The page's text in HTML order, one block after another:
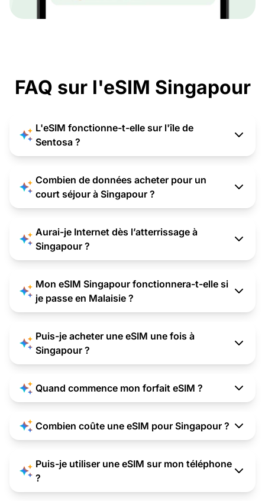
FAQ sur l'eSIM Singapour
L'eSIM fonctionne-t-elle sur l'île de
Sentosa ?
Combien de données acheter pour un
court séjour à Singapour ?
Aurai-je Internet dès l’atterrissage à
Singapour ?
Mon eSIM Singapour fonctionnera-t-elle si
je passe en Malaisie ?
Puis-je acheter une eSIM une fois à
Singapour ?
Quand commence mon forfait eSIM ?
Combien coûte une eSIM pour Singapour ?
Puis-je utiliser une eSIM sur mon téléphone
?